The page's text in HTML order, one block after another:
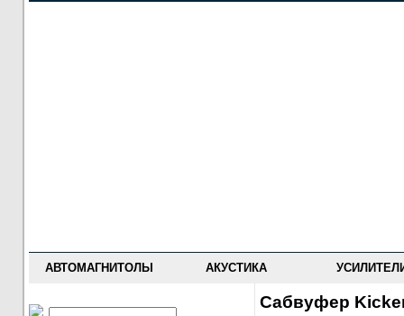
АВТОМАГНИТОЛЫ АКУСТИКА
Сабвуфер